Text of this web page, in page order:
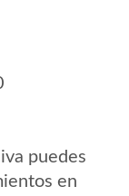
puedes
en